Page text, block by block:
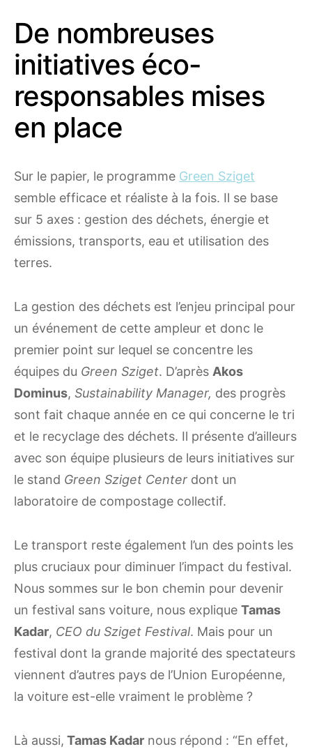
De nombreuses
initiatives éco-
responsables mises
en place
Sur le papier, le programme Green Sziget
semble efficace et réaliste à la fois. Il se base
sur 5 axes : gestion des déchets, énergie et
émissions, transports, eau et utilisation des
terres.
La gestion des déchets est l’enjeu principal pour
un événement de cette ampleur et donc le
premier point sur lequel se concentre les
équipes du Green Sziget. D’après Akos
Dominus, Sustainability Manager, des progrès
sont fait chaque année en ce qui concerne le tri
et le recyclage des déchets. Il présente d’ailleurs
avec son équipe plusieurs de leurs initiatives sur
le stand Green Sziget Center dont un
laboratoire de compostage collectif.
Le transport reste également l’un des points les
plus cruciaux pour diminuer l’impact du festival.
Nous sommes sur le bon chemin pour devenir
un festival sans voiture, nous explique Tamas
Kadar, CEO du Sziget Festival. Mais pour un
festival dont la grande majorité des spectateurs
viennent d’autres pays de l’Union Européenne,
la voiture est-elle vraiment le problème ?
Là aussi, Tamas Kadar nous répond : “En effet,